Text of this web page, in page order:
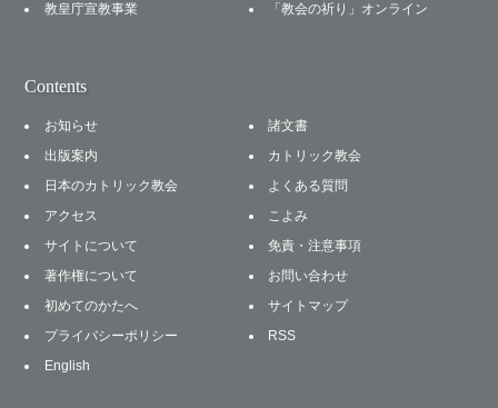
教皇庁宣教事業
「教会の祈り」オンライン
Contents
お知らせ
諸文書
出版案内
カトリック教会
日本のカトリック教会
よくある質問
アクセス
こよみ
サイトについて
免責・注意事項
著作権について
お問い合わせ
初めてのかたへ
サイトマップ
プライバシーポリシー
RSS
English